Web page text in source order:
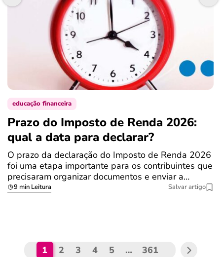
educação financeira
Prazo do Imposto de Renda 2026:
qual a data para declarar?
O prazo da declaração do Imposto de Renda 2026
foi uma etapa importante para os contribuintes que
precisaram organizar documentos e enviar a…
9 min Leitura Salvar artigo
1 2 3 4 5 … 361